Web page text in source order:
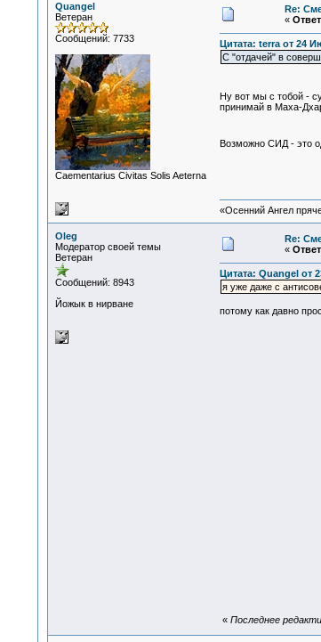
Quangel
Ветеран
Сообщений: 7733
Сaementarius Civitas Solis Aeterna
Re:
«
Цитата: terra от 24
С "отдачей" в
Ну вот мы с тобой -
принимай в Маха-
Возможно СИД - это
«Осенний Ангел
Oleg
Модератор своей темы
Ветеран
Сообщений: 8943
Йожык в нирване
Re:
«
Цитата: Quangel от
я уже даже с
потому как давно
« Последнее